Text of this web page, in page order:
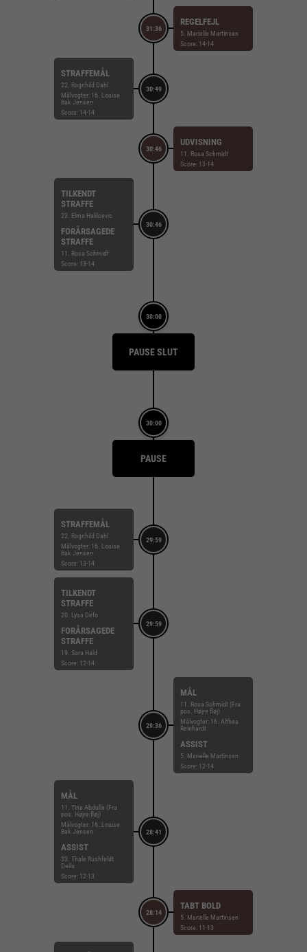
31:36
REGELFEJL
5. Marielle Martinsen
Score: 14-14
30:49
STRAFFEMÅL
22. Ragnhild Dahl
Målvogter: 16. Louise
Bak Jensen
Score: 14-14
30:46
UDVISNING
11. Rosa Schmidt
Score: 13-14
30:46
TILKENDT
STRAFFE
23. Elma Halilcevic
FORÅRSAGEDE
STRAFFE
11. Rosa Schmidt
Score: 13-14
30:00
PAUSE SLUT
30:00
PAUSE
29:59
STRAFFEMÅL
22. Ragnhild Dahl
Målvogter: 16. Louise
Bak Jensen
Score: 13-14
29:59
TILKENDT
STRAFFE
20. Lysa Defo
FORÅRSAGEDE
STRAFFE
19. Sara Hald
Score: 12-14
29:36
MÅL
11. Rosa Schmidt (Fra
pos. Højre fløj)
Målvogter: 16. Althea
Reinhardt
ASSIST
5. Marielle Martinsen
Score: 12-14
28:41
MÅL
11. Tina Abdulla (Fra
pos. Højre fløj)
Målvogter: 16. Louise
Bak Jensen
ASSIST
33. Thale Rushfeldt
Deila
Score: 12-13
28:14
TABT BOLD
5. Marielle Martinsen
Score: 11-13